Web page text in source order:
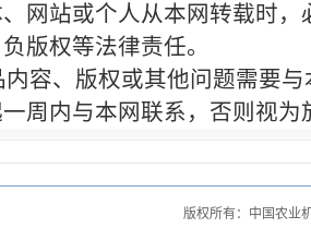
网站或个人从本网转载时，
版权等法律责任。
容、版权或其他问题需要
周内与本网联系，否则视为
版权所有：中国农